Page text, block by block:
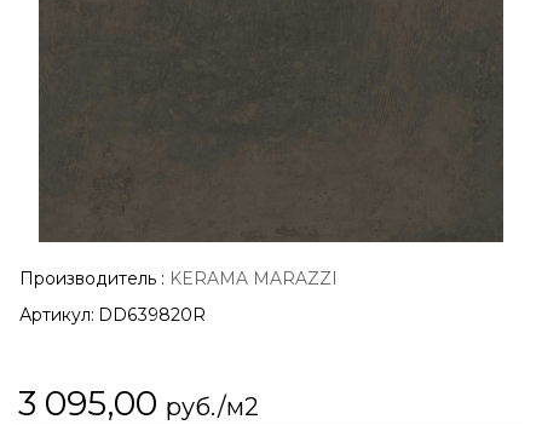
Производитель : KERAMA MARAZZI
Артикул: DD639820R
3 095,00 руб./м2